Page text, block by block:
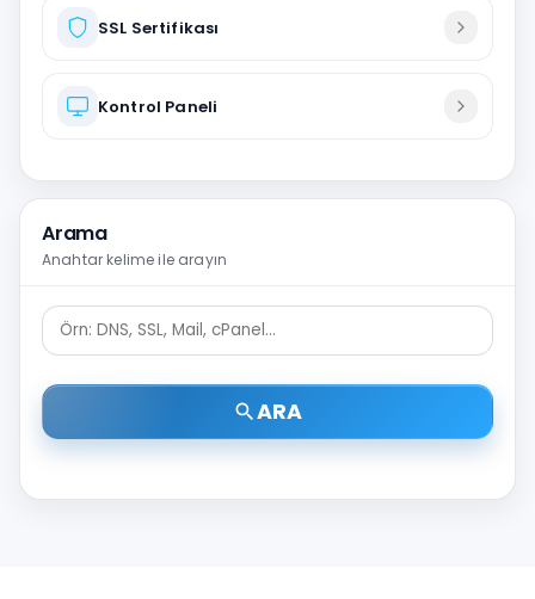
SSL Sertifikası
Kontrol Paneli
Arama
Anahtar kelime ile arayın
searchARA